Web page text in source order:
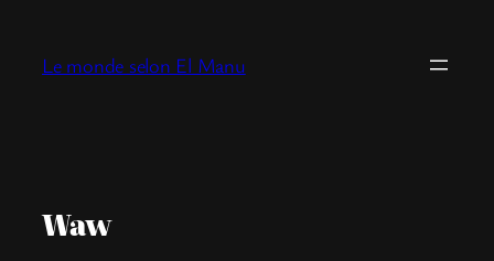
contenu
Le monde selon El Manu
Waw